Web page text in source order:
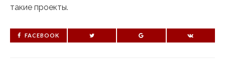
такие проекты.
FACEBOOK